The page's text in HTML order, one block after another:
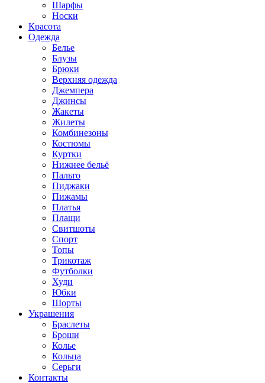
Шарфы
Носки
Красота
Одежда
Белье
Блузы
Брюки
Верхняя одежда
Джемпера
Джинсы
Жакеты
Жилеты
Комбинезоны
Костюмы
Куртки
Нижнее бельё
Пальто
Пиджаки
Пижамы
Платья
Плащи
Свитшоты
Спорт
Топы
Трикотаж
Футболки
Худи
Юбки
Шорты
Украшения
Браслеты
Броши
Колье
Кольца
Серьги
Контакты